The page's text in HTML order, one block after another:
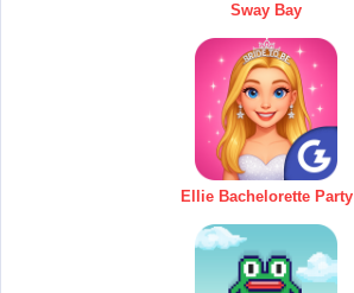
Sway Bay
Ellie Bachelorette Party